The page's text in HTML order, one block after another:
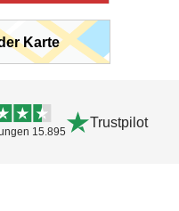
Karte
15.895
Trustpilot